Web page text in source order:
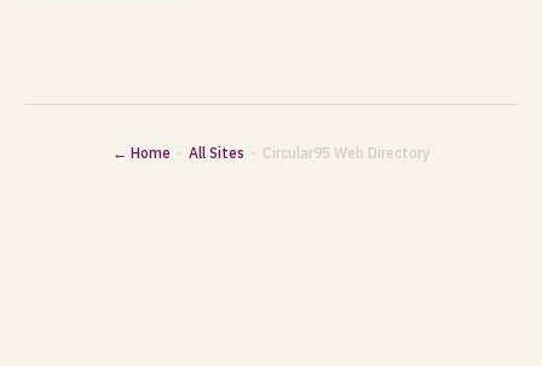
← Home · All Sites · Circular95 Web Directory